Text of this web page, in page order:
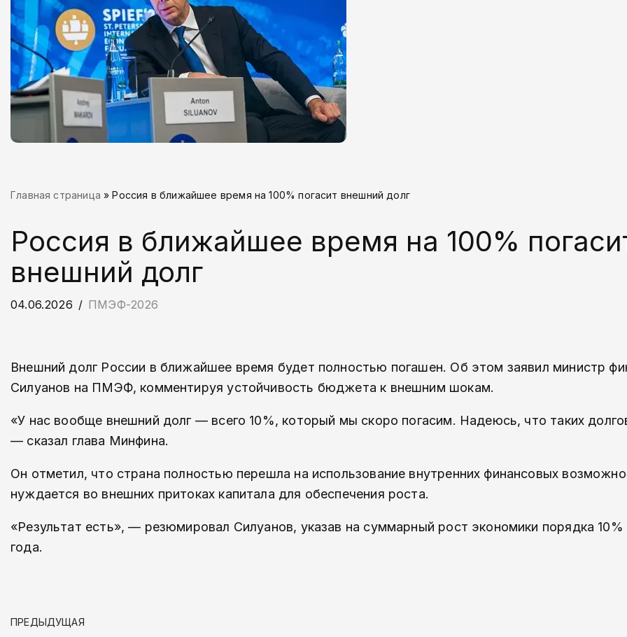
Главная страница »Россия в ближайшее время на 100% погасит внешний долг
Россия в ближайшее время на 100%
внешний долг
04.06.2026 ПМЭФ-2026
Внешний долг России в ближайшее время будет полностью погашен. Об этом заявил министр
Силуанов на ПМЭФ, комментируя устойчивость бюджета к внешним шокам.
«У нас вообще внешний долг — всего 10%, который мы скоро погасим. Надеюсь, что таких
— сказал глава Минфина.
Он отметил, что страна полностью перешла на использование внутренних финансовых
нуждается во внешних притоках капитала для обеспечения роста.
«Результат есть», — резюмировал Силуанов, указав на суммарный рост экономики порядка 10%
года.
ПРЕДЫДУЩАЯ